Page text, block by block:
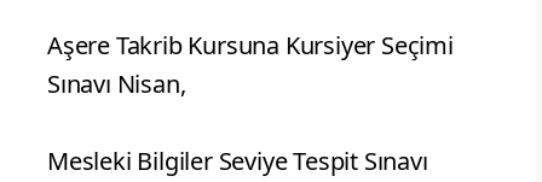
Aşere Takrib Kursuna Kursiyer Seçimi
Sınavı Nisan,
Mesleki Bilgiler Seviye Tespit Sınavı